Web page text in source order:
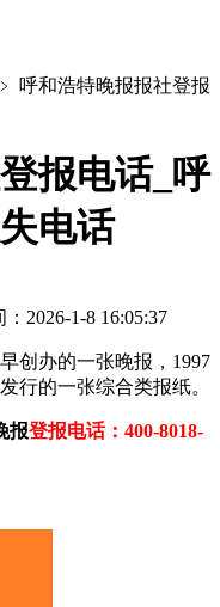
﹥ 呼和浩特晚报报社登报
报电话_呼
电话
2026-1-8 16:05:37
创办的一张晚报，1997
行的一张综合类报纸。
报登报电话：400-8018-